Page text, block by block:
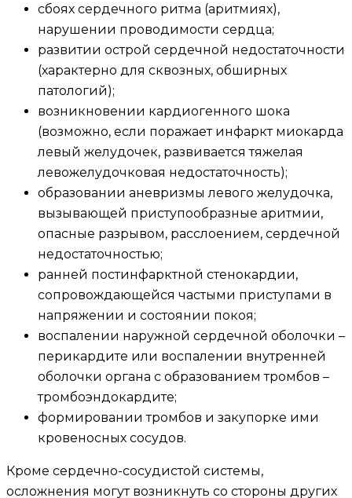
сбоях сердечного ритма (аритмиях),
нарушении проводимости сердца;
развитии острой сердечной недостаточности
(характерно для сквозных, обширных
патологий);
возникновении кардиогенного шока
(возможно, если поражает инфаркт миокарда
левый желудочек, развивается тяжелая
левожелудочковая недостаточность);
образовании аневризмы левого желудочка,
вызывающей приступообразные аритмии,
опасные разрывом, расслоением, сердечной
недостаточностью;
ранней постинфарктной стенокардии,
сопровождающейся частыми приступами в
напряжении и состоянии покоя;
воспалении наружной сердечной оболочки –
перикардите или воспалении внутренней
оболочки органа с образованием тромбов –
тромбоэндокардите;
формировании тромбов и закупорке ими
кровеносных сосудов.
Кроме сердечно-сосудистой системы,
осложнения могут возникнуть со стороны других